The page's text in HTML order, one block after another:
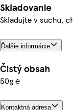
Skladovanie
Skladujte v suchu,
Ďalšie informácie
Čistý obsah
50g ℮
Kontaktná adresa